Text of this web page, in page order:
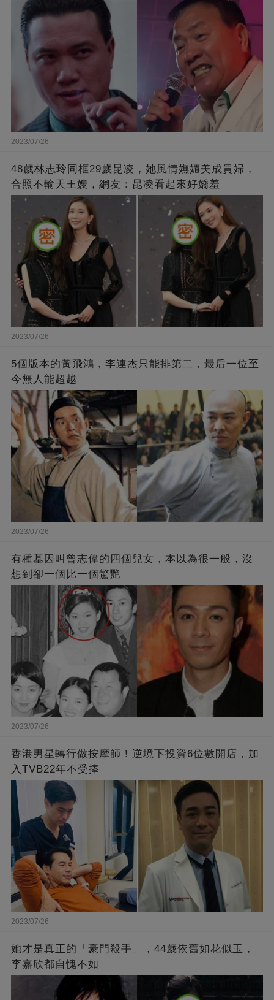
2023/07/26
48歲林志玲同框29歲昆凌，她風情嫵媚美成貴婦，
合照不輸天王嫂，網友：昆凌看起來好嬌羞
2023/07/26
5個版本的黃飛鴻，李連杰只能排第二，最后一位至
今無人能超越
2023/07/26
有種基因叫曾志偉的四個兒女，本以為很一般，沒
想到卻一個比一個驚艷
2023/07/26
香港男星轉行做按摩師！逆境下投資6位數開店，加
入TVB22年不受捧
2023/07/26
她才是真正的「豪門殺手」，44歲依舊如花似玉，
李嘉欣都自愧不如